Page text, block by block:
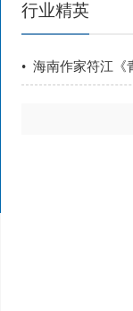
行业精英
• 海南作家符江《